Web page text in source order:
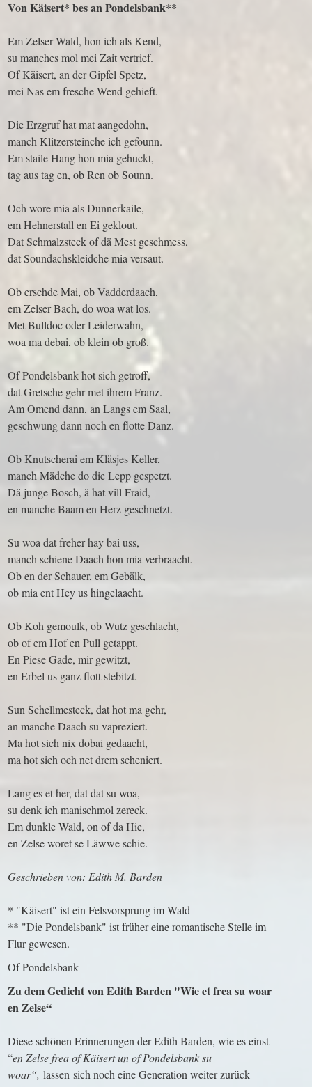
Von Käisert* bes an Pondelsbank**
Em Zelser Wald, hon ich als Kend,
su manches mol mei Zait vertrief.
Of Käisert, an der Gipfel Spetz,
mei Nas em fresche Wend gehieft.
Die Erzgruf hat mat aangedohn,
manch Klitzersteinche ich gefounn.
Em staile Hang hon mia gehuckt,
tag aus tag en, ob Ren ob Sounn.
Och wore mia als Dunnerkaile,
em Hehnerstall en Ei geklout.
Dat Schmalzsteck of dä Mest geschmess,
dat Soundachskleidche mia versaut.
Ob erschde Mai, ob Vadderdaach,
em Zelser Bach, do woa wat los.
Met Bulldoc oder Leiderwahn,
woa ma debai, ob klein ob groß.
Of Pondelsbank hot sich getroff,
dat Gretsche gehr met ihrem Franz.
Am Omend dann, an Langs em Saal,
geschwung dann noch en flotte Danz.
Ob Knutscherai em Kläsjes Keller,
manch Mädche do die Lepp gespetzt.
Dä junge Bosch, ä hat vill Fraid,
en manche Baam en Herz geschnetzt.
Su woa dat freher hay bai uss,
manch schiene Daach hon mia verbraacht.
Ob en der Schauer, em Gebälk,
ob mia ent Hey us hingelaacht.
Ob Koh gemoulk, ob Wutz geschlacht,
ob of em Hof en Pull getappt.
En Piese Gade, mir gewitzt,
en Erbel us ganz flott stebitzt.
Sun Schellmesteck, dat hot ma gehr,
an manche Daach su vapreziert.
Ma hot sich nix dobai gedaacht,
ma hot sich och net drem scheniert.
Lang es et her, dat dat su woa,
su denk ich manischmol zereck.
Em dunkle Wald, on of da Hie,
en Zelse woret se Läwwe schie.
Geschrieben von: Edith M. Barden
* "Käisert" ist ein Felsvorsprung im Wald
** "Die Pondelsbank" ist früher eine romantische Stelle im
Flur gewesen.
Of Pondelsbank
Zu dem Gedicht von Edith Barden "Wie et frea su woar
en Zelse“
Diese schönen Erinnerungen der Edith Barden, wie es einst
“en Zelse frea of Käisert un of Pondelsbank su
woar“,lassen sich noch eine Generation weiter zurück